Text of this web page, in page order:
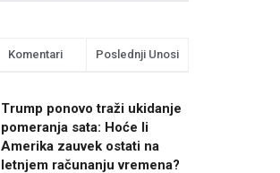
Komentari Poslednji Unosi
Trump ponovo traži ukidanje
pomeranja sata: Hoće li
Amerika zauvek ostati na
letnjem računanju vremena?